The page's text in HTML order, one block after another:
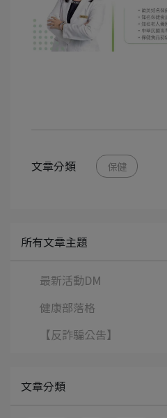
文章分類 保健
所有文章主題
最新活動DM
健康部落格
【反詐騙公告】
文章分類